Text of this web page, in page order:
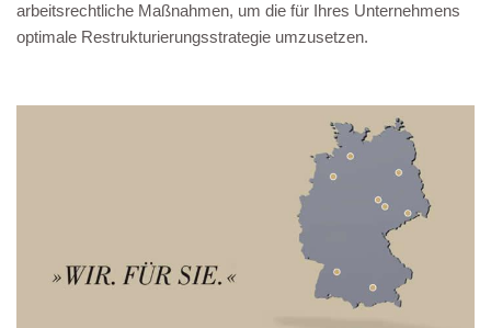
arbeitsrechtliche Maßnahmen, um die für Ihres Unternehmens
optimale Restrukturierungsstrategie umzusetzen.